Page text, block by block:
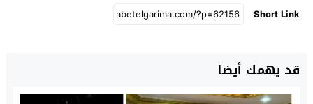
Short Link
قد يهمك أيضا